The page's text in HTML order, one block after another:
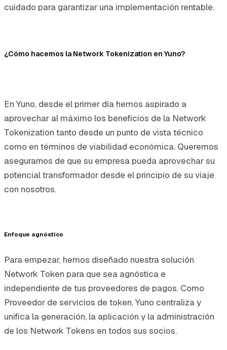
cuidado para garantizar una implementación rentable.
¿Cómo hacemos la Network Tokenization en Yuno?
En Yuno, desde el primer día hemos aspirado a
aprovechar al máximo los beneficios de la Network
Tokenization tanto desde un punto de vista técnico
como en términos de viabilidad económica. Queremos
asegurarnos de que su empresa pueda aprovechar su
potencial transformador desde el principio de su viaje
con nosotros.
Enfoque agnóstico
Para empezar, hemos diseñado nuestra solución
Network Token para que sea agnóstica e
independiente de tus proveedores de pagos. Como
Proveedor de servicios de token, Yuno centraliza y
unifica la generación, la aplicación y la administración
de los Network Tokens en todos sus socios.